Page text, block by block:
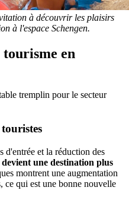
à découvrir les plaisirs
à l'espace Schengen.
tourisme en
tremplin pour le secteur
et la réduction des
une destination plus
montrent une augmentation
ce qui est une bonne nouvelle